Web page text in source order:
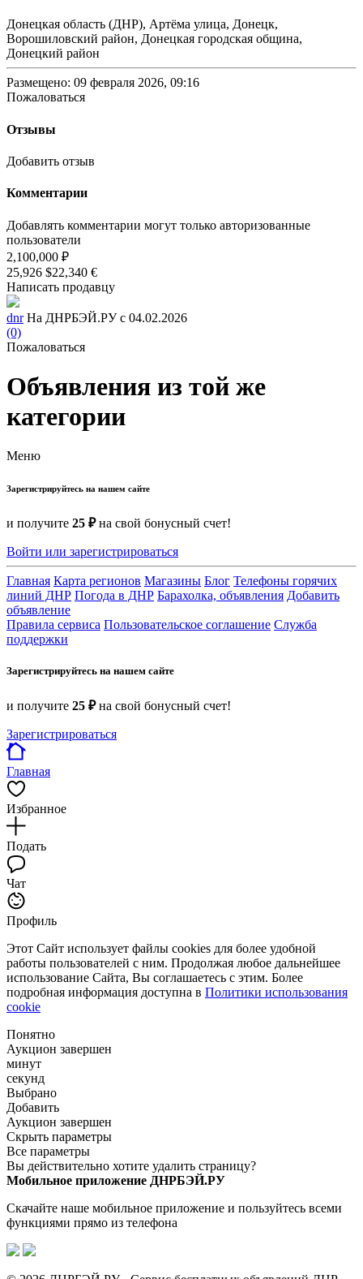
Донецкая область (ДНР), Артёма улица, Донецк,
Ворошиловский район, Донецкая городская община,
Донецкий район
Размещено: 09 февраля 2026, 09:16
Пожаловаться
Отзывы
Добавить отзыв
Комментарии
Добавлять комментарии могут только авторизованные
пользователи
2,100,000 ₽
25,926 $22,340 €
Написать продавцу
dnr На ДНРБЭЙ.РУ с 04.02.2026
(0)
Пожаловаться
Объявления из той же
категории
Меню
Зарегистрируйтесь на нашем сайте
и получите 25 ₽на свой бонусный счет!
Войти или зарегистрироваться
Главная Карта регионов Магазины Блог Телефоны горячих
линий ДНР Погода в ДНР Барахолка, объявления Добавить
объявление
Правила сервиса Пользовательское соглашение Служба
поддержки
Зарегистрируйтесь на нашем сайте
и получите 25 ₽на свой бонусный счет!
Зарегистрироваться
Главная
Избранное
Подать
Чат
Профиль
Этот Сайт использует файлы cookies для более удобной
работы пользователей с ним. Продолжая любое дальнейшее
использование Сайта, Вы соглашаетесь с этим. Более
подробная информация доступна в Политики использования
cookie
Понятно
Аукцион завершен
минут
секунд
Выбрано
Добавить
Аукцион завершен
Скрыть параметры
Все параметры
Вы действительно хотите удалить страницу?
Мобильное приложение ДНРБЭЙ.РУ
Скачайте наше мобильное приложение и пользуйтесь всеми
функциями прямо из телефона